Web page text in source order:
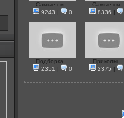
Самые см...
9243 | 0
Самые
8336 |
Подборка...
2351 | 0
Приколы
2375 |